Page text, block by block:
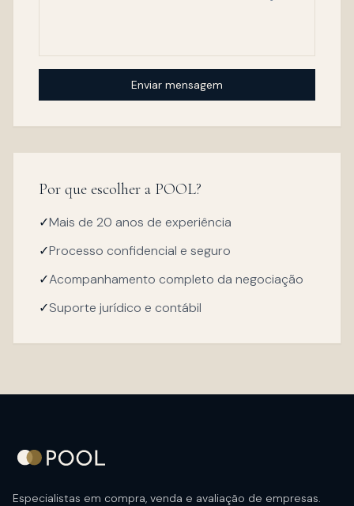
Enviar mensagem
Por que escolher a POOL?
✓Mais de 20 anos de experiência
✓Processo confidencial e seguro
✓Acompanhamento completo da negociação
✓Suporte jurídico e contábil
Especialistas em compra, venda e avaliação de empresas.